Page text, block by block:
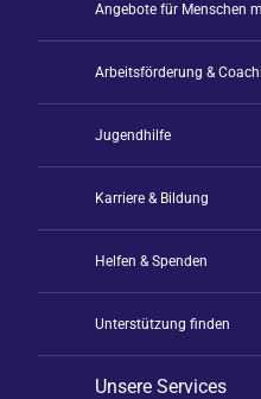
Angebote für Menschen
Arbeitsförderung &
Jugendhilfe
Karriere & Bildung
Helfen & Spenden
Unterstützung finden
Unsere Services